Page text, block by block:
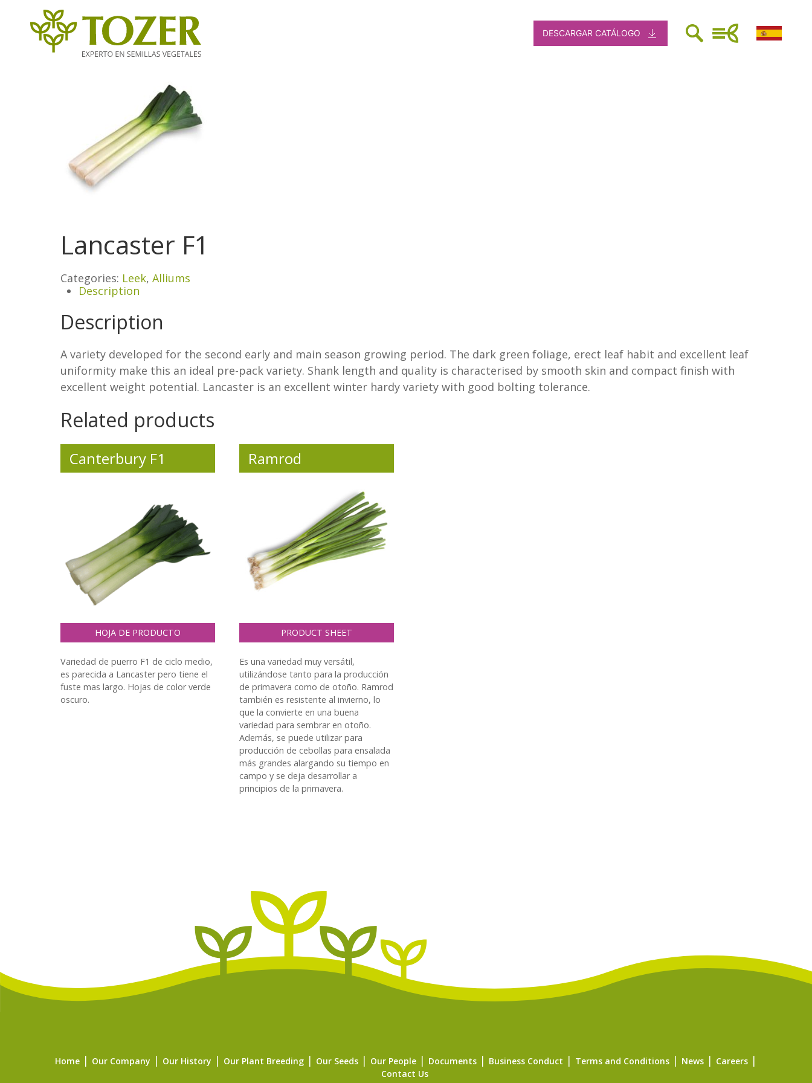
DESCARGAR CATÁLOGO
Lancaster F1
Categories: Leek, Alliums
Description
Description
A variety developed for the second early and main season growing period. The dark green foliage, erect leaf habit and excellent leaf
uniformity make this an ideal pre-pack variety. Shank length and quality is characterised by smooth skin and compact finish with
excellent weight potential. Lancaster is an excellent winter hardy variety with good bolting tolerance.
Related products
Canterbury F1
HOJA DE PRODUCTO
Variedad de puerro F1 de ciclo medio,
es parecida a Lancaster pero tiene el
fuste mas largo. Hojas de color verde
oscuro.
Ramrod
PRODUCT SHEET
Es una variedad muy versátil,
utilizándose tanto para la producción
de primavera como de otoño. Ramrod
también es resistente al invierno, lo
que la convierte en una buena
variedad para sembrar en otoño.
Además, se puede utilizar para
producción de cebollas para ensalada
más grandes alargando su tiempo en
campo y se deja desarrollar a
principios de la primavera.
Home Our Company Our History Our Plant Breeding Our Seeds Our People Documents Business Conduct Terms and Conditions News
Careers
Contact Us